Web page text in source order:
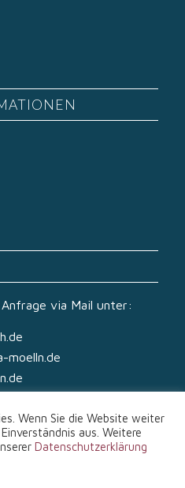
via Mail unter:
moelln.de
Wenn Sie die Website weiter
aus. Weitere
Datenschutzerklärung